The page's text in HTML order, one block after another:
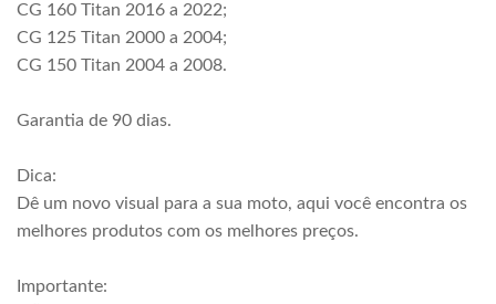
CG 160 Titan 2016 a 2022;
CG 125 Titan 2000 a 2004;
CG 150 Titan 2004 a 2008.
Garantia de 90 dias.
Dica:
Dê um novo visual para a sua moto, aqui você encontra os
melhores produtos com os melhores preços.
Importante: